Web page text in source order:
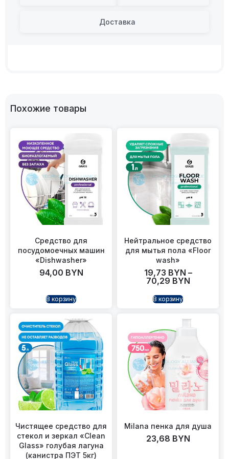
Доставка
Похожие товары
Средство для
посудомоечных машин
«Dishwasher»
94,00 BYN
В корзину
Нейтральное средство
для мытья пола «Floor
wash»
19,73 BYN –
70,29 BYN
В корзину
Чистящее средство для
стекол и зеркал «Clean
Glass» голубая лагуна
(канистра ПЭТ 5кг)
Milana пенка для душа
23,68 BYN